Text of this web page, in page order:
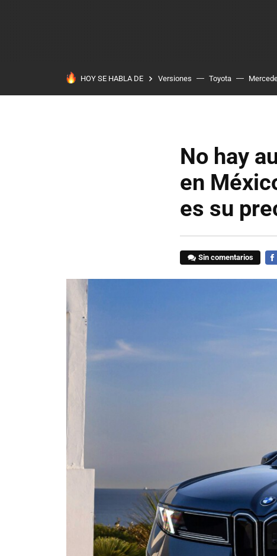
HOY SE HABLA DE Versiones Toyota
No hay
en
es su
Sin comentarios